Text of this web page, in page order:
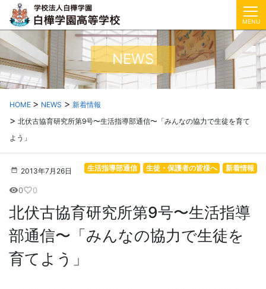
MENU
NEWS
HOME NEWS
新着情報
北伏古協育研究所第9号〜生活指導部通信〜「みんなの協力で生徒を育て
よう」
2013年7月26日 新着情報
生徒・保護者の皆様へ
生活指導部通信
visibility0favorite_border0
北伏古協育研究所第9号〜生活指導
部通信〜「みんなの協力で生徒を
育てよう」